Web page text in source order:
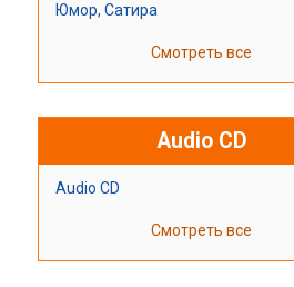
Юмор, Сатира
Смотреть все
Audio CD
Audio CD
Смотреть все